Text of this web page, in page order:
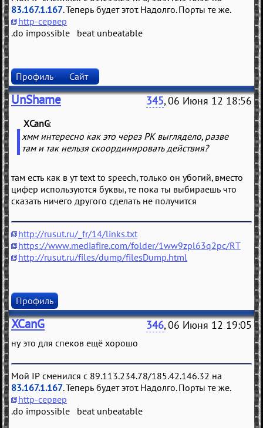
83.167.1.167. Теперь будет этот. Надолго. Порты те же.
http-сервер
.do impossible beat unbeatable
Профиль Сайт
UnShame 345, 06 Июня 12 18:56
XCanG
хмм интересно как это через РК выглядело, разве
там и так нельзя скоординировать действия?
там есть как в ут text to speech, только он убогий, вместо
цифер используются буквы, те пока ты выбираешь что
сказать ничего другого сделать не получится
http://rusut.ru/_fr/14/links.txt
https://www.mediafire.com/folder/1ww9zpl63q2pc/RT
http://rusut.ru/files/dump/filesDump.html
Профиль
XCanG 346, 06 Июня 12 19:05
ну это для спеков ещё хорошо
Мой IP сменился с 89.113.234.78/185.42.146.32 на
83.167.1.167. Теперь будет этот. Надолго. Порты те же.
http-сервер
.do impossible beat unbeatable